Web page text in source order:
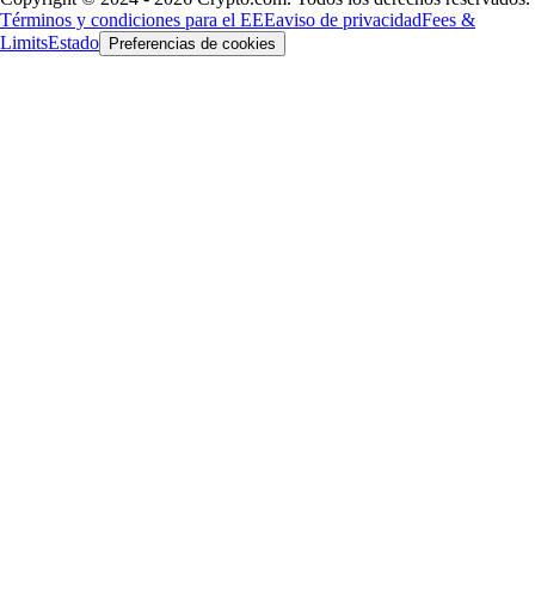
Términos y condiciones para el EEEaviso de privacidadFees &
LimitsEstado Preferencias de cookies